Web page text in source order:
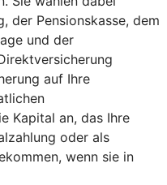
der Pensionskasse, dem
und der
auf Ihre
Kapital an, das Ihre
oder als
wenn sie in